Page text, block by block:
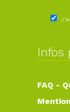
Infos
FAQ -